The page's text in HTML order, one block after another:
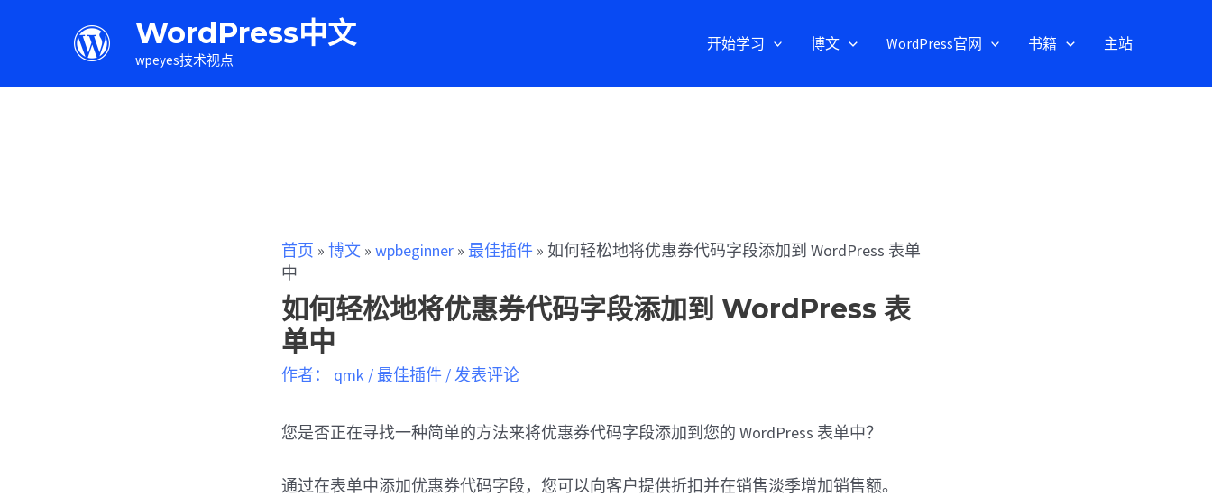
WordPress中文
wpeyes技术视点
开始学习 博文 WordPress官网 书籍 主站
首页 »博文 »wpbeginner » 最佳插件 »如何轻松地将优惠券代码字段添加到 WordPress 表单
中
如何轻松地将优惠券代码字段添加到 WordPress 表
单中
作者： qmk / 最佳插件 /发表评论
您是否正在寻找一种简单的方法来将优惠券代码字段添加到您的 WordPress 表单中？
通过在表单中​​添加优惠券代码字段，您可以向客户提供折扣并在销售淡季增加销售额。